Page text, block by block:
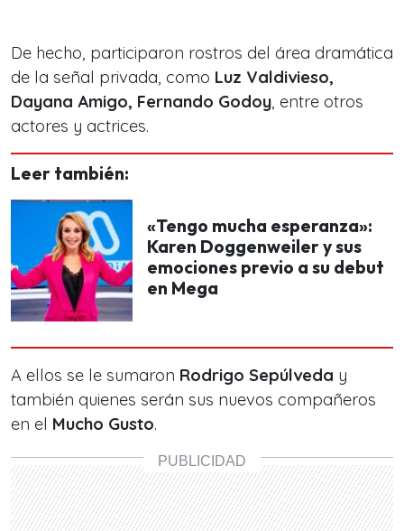
De hecho, participaron rostros del área dramática
de la señal privada, como Luz Valdivieso,
Dayana Amigo, Fernando Godoy, entre otros
actores y actrices.
Leer también:
«Tengo mucha esperanza»:
Karen Doggenweiler y sus
emociones previo a su debut
en Mega
A ellos se le sumaron Rodrigo Sepúlveda y
también quienes serán sus nuevos compañeros
en el Mucho Gusto.